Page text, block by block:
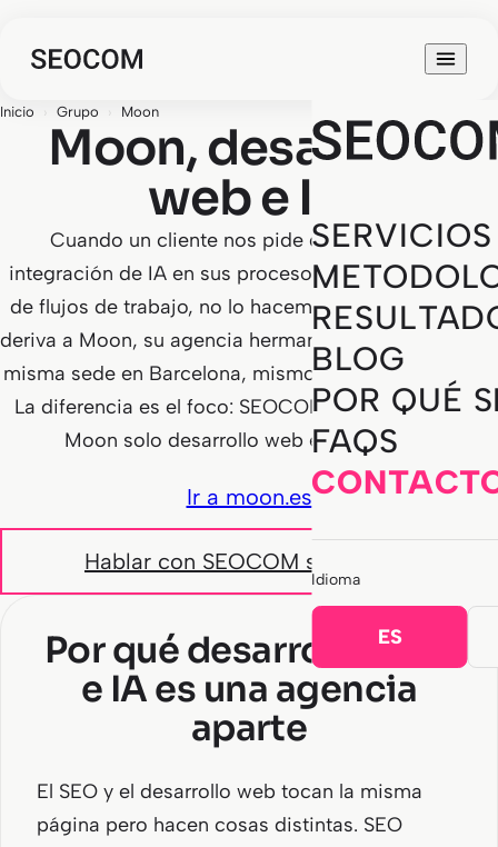
SERVICIOS
BLOG
POR QUÉ
FAQS
Idioma
ES
Inicio › Grupo › Moon
Moon, desarrollo
web e IA
Cuando un cliente nos pide desarrollo web,
integración de IA en sus procesos o automatización
de flujos de trabajo, no lo hacemos en SEOCOM. Lo
deriva a Moon, su agencia hermana. Misma sociedad,
misma sede en Barcelona, mismo modelo de trabajo.
La diferencia es el foco: SEOCOM solo SEO y GEO.
Moon solo desarrollo web e IA aplicada.
Ir a moon.es
Hablar con SEOCOM sobre SEO
Por qué desarrollo web
e IA es una agencia
aparte
El SEO y el desarrollo web tocan la misma
página pero hacen cosas distintas. SEO